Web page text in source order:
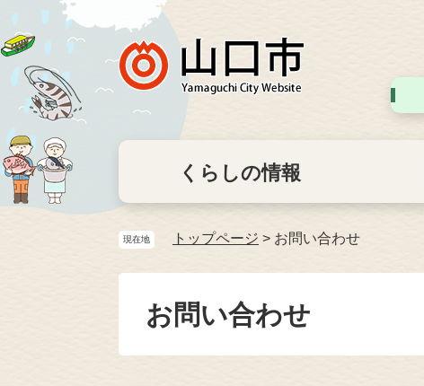
くらしの情報
現在地 トップページ > お問い合わせ
お問い合わせ